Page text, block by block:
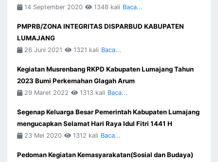
14 September 2020 1348 kali Baca...
PMPRB/ZONA INTEGRITAS DISPARBUD KABUPATEN
LUMAJANG
26 Juni 2021 1321 kali Baca...
Kegiatan Musrenbang RKPD Kabupaten Lumajang Tahun
2023 Bumi Perkemahan Glagah Arum
29 Maret 2022 1313 kali Baca...
Segenap Keluarga Besar Pemerintah Kabupaten Lumajang
mengucapkan Selamat Hari Raya Idul Fitri 1441 H
23 Mei 2020 1312 kali Baca...
Pedoman Kegiatan Kemasyarakatan(Sosial dan Budaya)